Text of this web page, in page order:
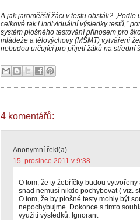
A jak jaroměřští žáci v testu obstáli?
celkové tak i individuální výsledky testů,”
systém plošného testování přínosem pro
mládeže a tělovýchovy (MŠMT) vytváření
nebudou určující pro přijetí žáků na střední
4 komentářů:
Anonymní řekl(a)...
15. prosince 2011 v 9:38
O tom, že ty žebříčky budou
snad nemusí nikdo pochybovat ( viz.
O tom, že by plošné testy mohly být
nepochybujme. Dokonce s tímto
využití výsledků. Ignorant